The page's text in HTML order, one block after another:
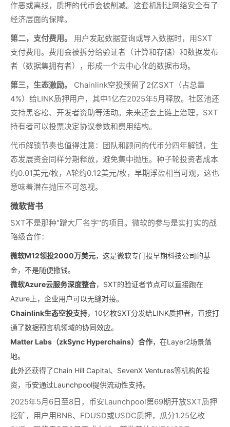
作恶或离线，质押的代币会被削减。这套机制让网络安全有了
经济层面的保障。
第二，支付费用。
用户发起数据查询或导入数据时，用SXT
支付费用。费用会被拆分给验证者（计算和存储）和数据发布
者（数据集拥有者），形成一个去中心化的数据市场。
第三，生态激励。
Chainlink空投预留了2亿SXT（占总量
4%）给LINK质押用户，其中1亿在2025年5月释放。社区池还
支持黑客松、开发者资助等活动。未来还会上链上治理，SXT
持有者可以投票决定协议参数和费用结构。
代币解锁节奏也值得注意：团队和顾问的代币分四年解锁，生
态发展资金同样分期释放，避免集中抛压。种子轮投资者成本
约0.01美元/枚，A轮约0.12美元/枚，早期浮盈相当可观，这也
意味着潜在抛压不可忽视。
微软背书
SXT不是那种"蹭大厂名字"的项目。微软的参与是实打实的战
略级合作：
微软M12领投2000万美元，这是微软专门投早期科技公司的基
金，不是随便撒钱。
微软Azure云服务深度整合，SXT的验证者节点可以直接跑在
Azure上，企业用户可以无缝对接。
Chainlink生态空投支持，10亿枚SXT分发给LINK质押者，直接打
通了数据预言机领域的协同效应。
Matter Labs（zkSync Hyperchains）合作，在Layer2场景落
地。
此外还获得了Chain Hill Capital、SevenX Ventures等机构的投
资，币安通过Launchpool提供流动性支持。
2025年5月6日至8日，币安Launchpool第69期开放SXT质押
挖矿，用户用BNB、FDUSD或USDC质押，瓜分1.25亿枚